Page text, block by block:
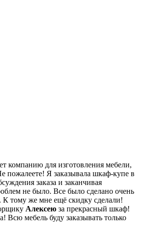
компанию для изготовления мебели,
пожалеете! Я заказывала шкаф-купе в
заказа и заканчивая
не было. Все было сделано очень
К тому же мне ещё скидку сделали!
Алексею за прекрасный шкаф!
Всю мебель буду заказывать только